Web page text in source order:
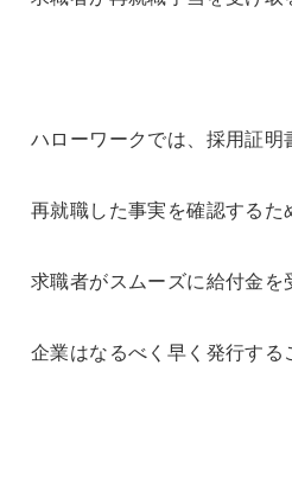
ハローワークでは、採用証明
再就職した事実を確認するた
求職者がスムーズに給付金を
企業はなるべく早く発行する